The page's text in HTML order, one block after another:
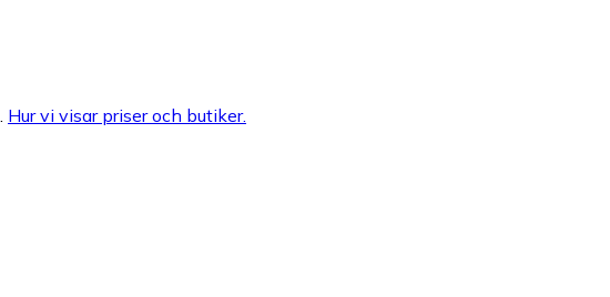
Hur vi visar priser och butiker.